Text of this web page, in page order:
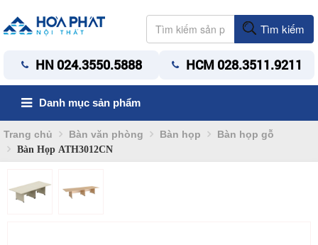
Tìm kiếm
HN 024.3550.5888 HCM 028.3511.9211
Danh mục sản phẩm
Trang chủ Bàn văn phòng Bàn họp Bàn họp gỗ
Bàn Họp ATH3012CN